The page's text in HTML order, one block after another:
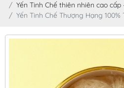
Yến Tinh Chế thiên nhiên cao cấp
Yến Tinh Chế Thượng Hạng 100%